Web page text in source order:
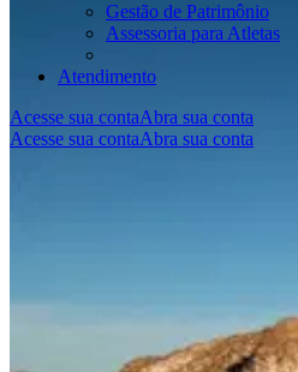
Gestão de Patrimônio
Assessoria para Atletas
Atendimento
Acesse sua contaAbra sua conta
Acesse sua contaAbra sua conta